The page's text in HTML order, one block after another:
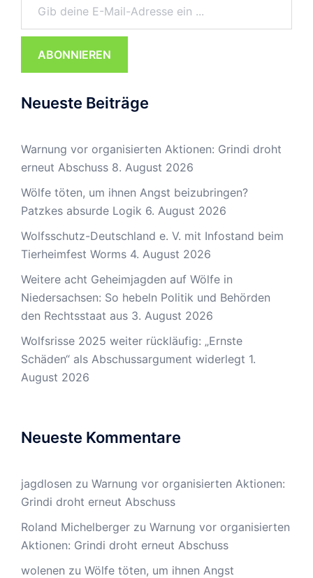
ABONNIEREN
Neueste Beiträge
Warnung vor organisierten Aktionen: Grindi droht
erneut Abschuss 8. August 2026
Wölfe töten, um ihnen Angst beizubringen?
Patzkes absurde Logik 6. August 2026
Wolfsschutz-Deutschland e. V. mit Infostand beim
Tierheimfest Worms 4. August 2026
Weitere acht Geheimjagden auf Wölfe in
Niedersachsen: So hebeln Politik und Behörden
den Rechtsstaat aus 3. August 2026
Wolfsrisse 2025 weiter rückläufig: „Ernste
Schäden“ als Abschussargument widerlegt 1.
August 2026
Neueste Kommentare
jagdlosen zu Warnung vor organisierten Aktionen:
Grindi droht erneut Abschuss
Roland Michelberger zu Warnung vor organisierten
Aktionen: Grindi droht erneut Abschuss
wolenen zu Wölfe töten, um ihnen Angst